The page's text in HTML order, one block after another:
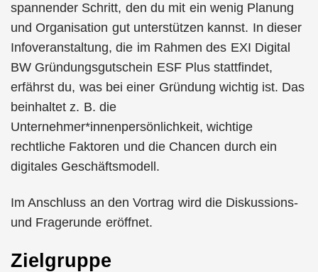
spannender Schritt, den du mit ein wenig Planung
und Organisation gut unterstützen kannst. In dieser
Infoveranstaltung, die im Rahmen des EXI Digital
BW Gründungsgutschein ESF Plus stattfindet,
erfährst du, was bei einer Gründung wichtig ist. Das
beinhaltet z. B. die
Unternehmer*innenpersönlichkeit, wichtige
rechtliche Faktoren und die Chancen durch ein
digitales Geschäftsmodell.
Im Anschluss an den Vortrag wird die Diskussions-
und Fragerunde eröffnet.
Zielgruppe